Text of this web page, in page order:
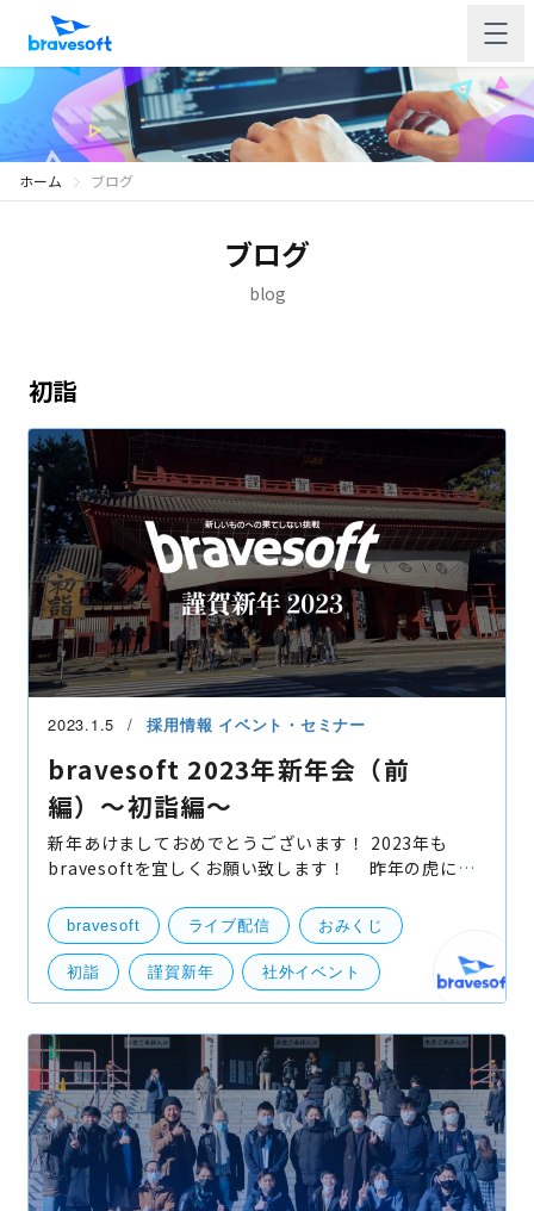
ホーム ブログ
ブログ
blog
初詣
2023.1.5 採用情報 イベント・セミナー
bravesoft 2023年新年会（前
編）〜初詣編〜
新年あけましておめでとうございます！ 2023年も
bravesoftを宜しくお願い致します！ 昨年の虎に引
した。 そんな感じで2023年シーズンも昨日
bravesoft ライブ配信 おみくじ
初詣 謹賀新年 社外イベント